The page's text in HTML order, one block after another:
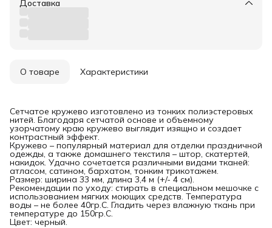
Доставка
О товаре Характеристики
Сетчатое кружево изготовлено из тонких полиэстеровых
нитей. Благодаря сетчатой основе и объемному
узорчатому краю кружево выглядит изящно и создает
контрастный эффект.
Кружево – популярный материал для отделки праздничной
одежды, а также домашнего текстиля – штор, скатертей,
накидок. Удачно сочетается различными видами тканей:
атласом, сатином, бархатом, тонким трикотажем.
Размер: ширина 33 мм, длина 3,4 м (+/- 4 см).
Рекомендации по уходу: стирать в специальном мешочке с
использованием мягких моющих средств. Температура
воды – не более 40гр.C. Гладить через влажную ткань при
температуре до 150гр.C.
Цвет: черный.